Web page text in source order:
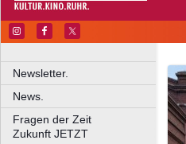
Newsletter.
News.
Fragen der Zeit
Zukunft JETZT